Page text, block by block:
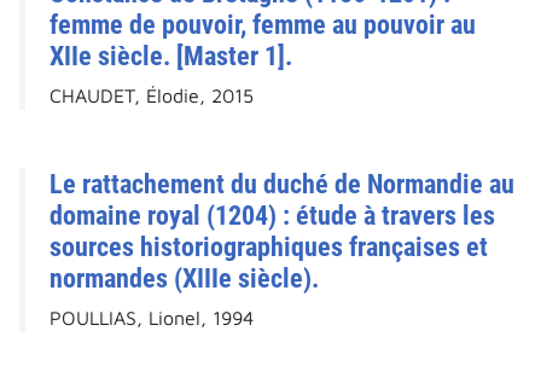
femme de pouvoir, femme au pouvoir au
XIIe siècle. [Master 1].
CHAUDET, Élodie, 2015
Le rattachement du duché de Normandie au
domaine royal (1204) : étude à travers les
sources historiographiques françaises et
normandes (XIIIe siècle).
POULLIAS, Lionel, 1994